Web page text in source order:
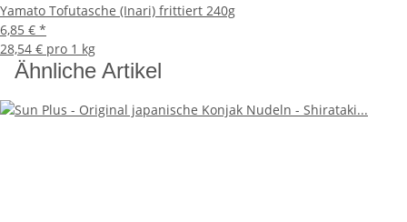
Yamato Tofutasche (Inari) frittiert 240g
6,85 € *
28,54 € pro 1 kg
Ähnliche Artikel